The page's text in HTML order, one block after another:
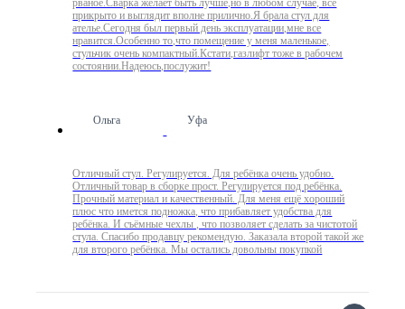
рваное.Сварка желает быть лучше,но в любом случае, всё
прикрыто и выглядит вполне прилично.Я брала стул для
ателье.Сегодня был первый день эксплуатации,мне все
нравится.Особенно то,что помещение у меня маленькое,
стульчик очень компактный.Кстати,газлифт тоже в рабочем
состоянии.Надеюсь,послужит!
Ольга Уфа
Отличный стул. Регулируется. Для ребёнка очень удобно.
Отличный товар в сборке прост. Регулируется под ребёнка.
Прочный материал и качественный. Для меня ещё хороший
плюс что имется подножка, что прибавляет удобства для
ребёнка. И съёмные чехлы , что позволяет сделать за чистотой
стула. Спасибо продавцу рекомендую. Заказала второй такой же
для второго ребёнка. Мы остались довольны покупкой